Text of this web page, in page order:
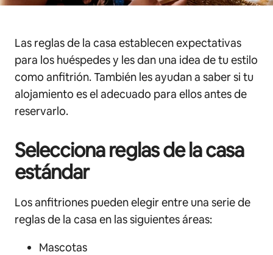
Las reglas de la casa establecen expectativas
para los huéspedes y les dan una idea de tu estilo
como anfitrión. También les ayudan a saber si tu
alojamiento es el adecuado para ellos antes de
reservarlo.
Selecciona reglas de la casa
estándar
Los anfitriones pueden elegir entre una serie de
reglas de la casa en las siguientes áreas:
Mascotas